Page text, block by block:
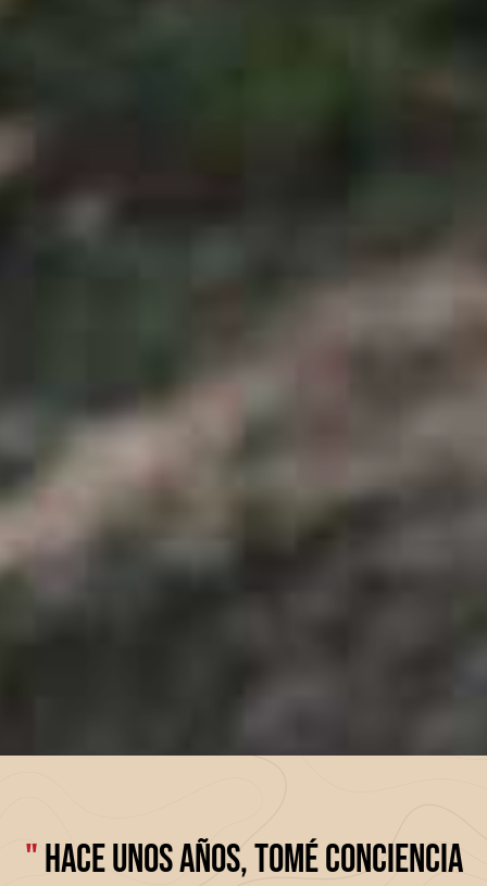
"Hace unos años, tomé conciencia